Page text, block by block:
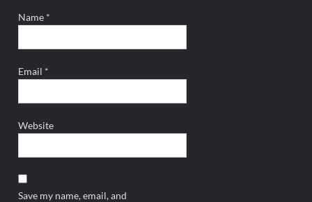
Name *
Email *
Website
Save my name, email, and